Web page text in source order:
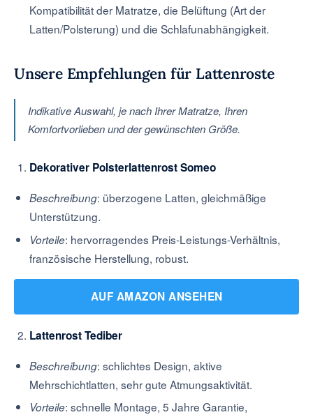
Kompatibilität der Matratze, die Belüftung (Art der
Latten/Polsterung) und die Schlafunabhängigkeit.
Unsere Empfehlungen für Lattenroste
Indikative Auswahl, je nach Ihrer Matratze, Ihren
Komfortvorlieben und der gewünschten Größe.
Dekorativer Polsterlattenrost Someo
Beschreibung: überzogene Latten, gleichmäßige
Unterstützung.
Vorteile: hervorragendes Preis-Leistungs-Verhältnis,
französische Herstellung, robust.
AUF AMAZON ANSEHEN
Lattenrost Tediber
Beschreibung: schlichtes Design, aktive
Mehrschichtlatten, sehr gute Atmungsaktivität.
Vorteile: schnelle Montage, 5 Jahre Garantie,